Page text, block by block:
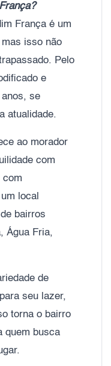
França é um
isso não
Pelo
e
se
atualidade.
ao morador
com
com
local
bairros
Água Fria,
de
seu lazer,
torna o bairro
quem busca